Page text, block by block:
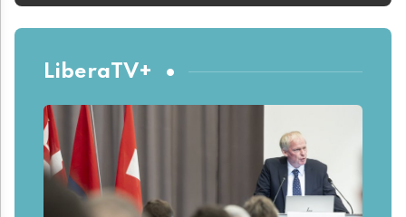
LiberaTV+